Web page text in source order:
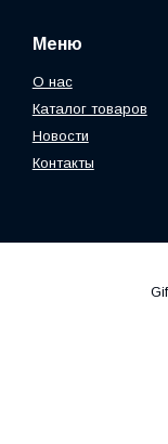
Меню
О нас
Каталог товаров
Новости
Контакты